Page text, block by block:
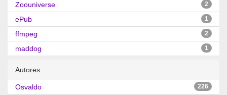
Zoouniverse 2
ePub 1
ffmpeg 2
maddog 1
Autores
Osvaldo 226